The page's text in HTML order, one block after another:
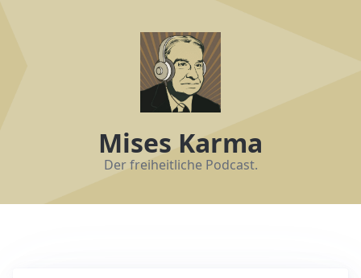
Mises Karma
Der freiheitliche Podcast.